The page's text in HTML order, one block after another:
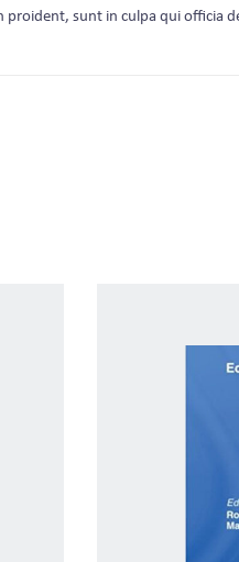
sunt in culpa qui officia